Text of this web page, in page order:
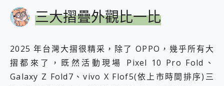
三大摺疊外觀比一比
2025 年台灣大摺很精采，除了 OPPO，幾乎所有大
摺都來了，既然活動現場 Pixel 10 Pro Fold、
Galaxy Z Fold7、vivo X Flof5(依上市時間排序)三